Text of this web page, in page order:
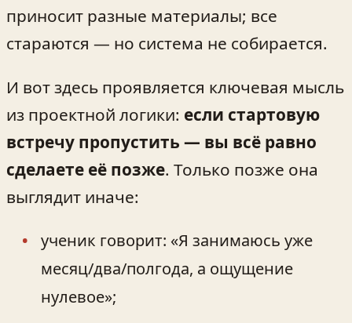
приносит разные материалы; все
стараются — но система не собирается.
И вот здесь проявляется ключевая мысль
из проектной логики: если стартовую
встречу пропустить — вы всё равно
сделаете её позже. Только позже она
выглядит иначе:
ученик говорит: «Я занимаюсь уже
месяц/два/полгода, а ощущение
нулевое»;